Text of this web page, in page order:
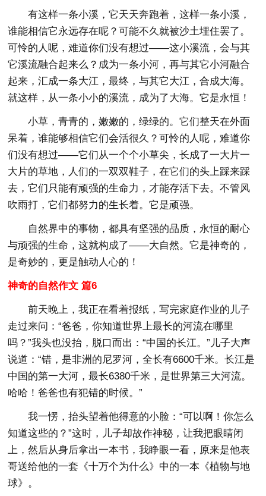
有这样一条小溪，它天天奔跑着，这样一条小溪，
谁能相信它永远存在呢？可能不久就被沙土埋住罢了。
可怜的人呢，难道你们没有想过——这小溪流，会与其
它溪流融合起来么？成为一条小河，再与其它小河融合
起来，汇成一条大江，最终，与其它大江，合成大海。
就这样，从一条小小的溪流，成为了大海。它是永恒！
小草，青青的，嫩嫩的，绿绿的。它们整天在外面
呆着，谁能够相信它们会活很久？可怜的人呢，难道你
们没有想过——它们从一个个小草尖，长成了一大片一
大片的草地，人们的一双双鞋子，在它们的头上踩来踩
去，它们只能有顽强的生命力，才能存活下去。不管风
吹雨打，它们都努力的生长着。它是顽强。
自然界中的事物，都具有坚强的品质，永恒的耐心
与顽强的生命，这就构成了——大自然。它是神奇的，
是奇妙的，更是触动人心的！
神奇的自然作文 篇6
前天晚上，我正在看着报纸，写完家庭作业的儿子
走过来问：“爸爸，你知道世界上最长的河流在哪里
吗？”我头也没抬，脱口而出：“中国的长江。”儿子大声
说道：“错，是非洲的尼罗河，全长有6600千米。长江是
中国的第一大河，最长6380千米，是世界第三大河流。
哈哈！爸爸也有犯错的时候。”
我一愣，抬头望着他得意的小脸：“可以啊！你怎么
知道这些的？”这时，儿子却故作神秘，让我把眼睛闭
上，然后从身后拿出一本书，我睁眼一看，原来是他表
哥送给他的一套《十万个为什么》中的一本《植物与地
球》。